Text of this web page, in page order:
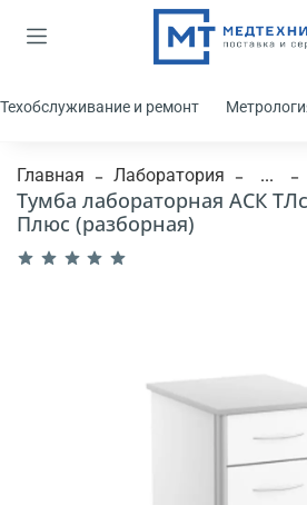
Техобслуживание и ремонт
Главная Лаборатория ...
Тумба лабораторная АСК
Плюс (разборная)